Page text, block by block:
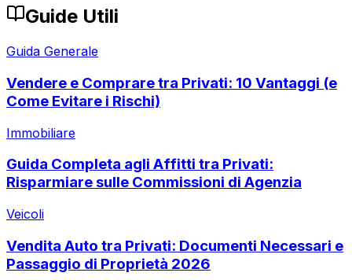
Guide Utili
Guida Generale
Vendere e Comprare tra Privati: 10 Vantaggi (e
Come Evitare i Rischi)
Immobiliare
Guida Completa agli Affitti tra Privati:
Risparmiare sulle Commissioni di Agenzia
Veicoli
Vendita Auto tra Privati: Documenti Necessari e
Passaggio di Proprietà 2026